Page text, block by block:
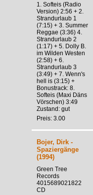
1. Softeis (Radio
Version) 2:56 + 2.
Strandurlaub 1
(7:15) + 3. Summer
Reggae (3:36) 4.
Strandurlaub 2
(1:17) + 5. Dolly B.
im Wilden Westen
(2:58) + 6.
Strandurlaub 3
(3:49) + 7. Wenn's
hell is (3:15) +
Bonustrack: 8.
Softeis (Maxi Däns
Vörschen) 3:49
Zustand: gut
Preis: 3.00
Bojer, Dirk -
Spaziergänge
(1994)
Green Tree
Records
4015689021822
CD